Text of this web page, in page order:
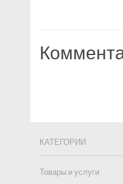
КАТЕГОРИИ
Товары и услуги